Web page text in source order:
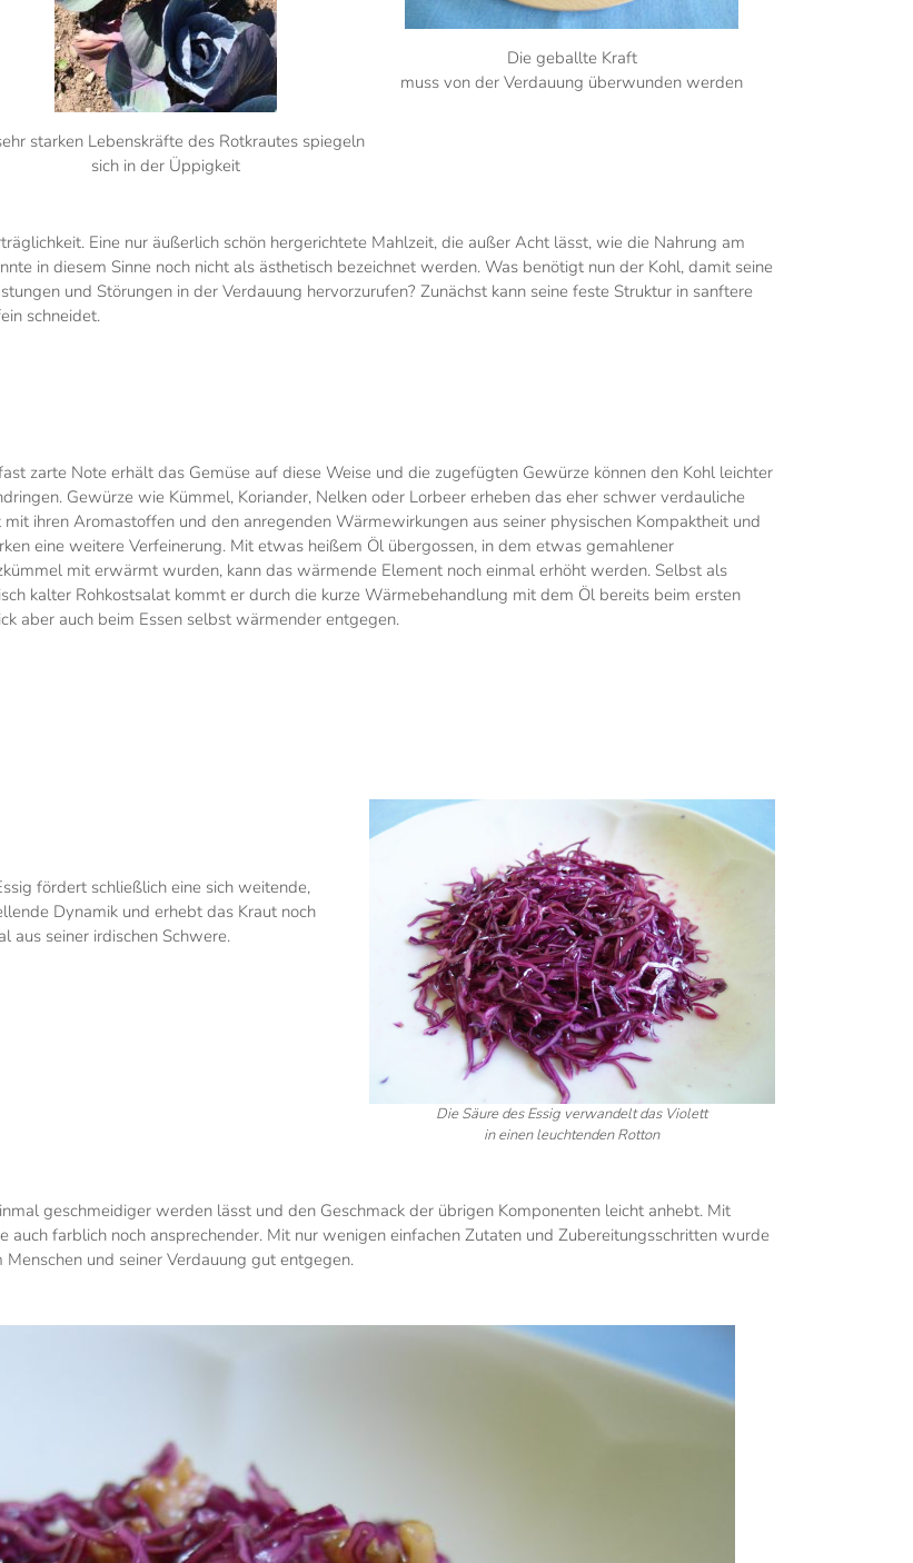
starken Lebenskräfte des Rotkrautes spiegeln
sich in der Üppigkeit
Die geballte Kraft
muss von der Verdauung überwunden werden
Eine nur äußerlich schön hergerichtete Mahlzeit, die außer Acht lässt, wie die Nahrung am
in diesem Sinne noch nicht als ästhetisch bezeichnet werden. Was benötigt nun der Kohl, damit seine
und Störungen in der Verdauung hervorzurufen? Zunächst kann seine feste Struktur in sanftere
schneidet.
zarte Note erhält das Gemüse auf diese Weise und die zugefügten Gewürze können den Kohl leichter
Gewürze wie Kümmel, Koriander, Nelken oder Lorbeer erheben das eher schwer verdauliche
mit ihren Aromastoffen und den anregenden Wärmewirkungen aus seiner physischen Kompaktheit und
eine weitere Verfeinerung. Mit etwas heißem Öl übergossen, in dem etwas gemahlener
mit erwärmt wurden, kann das wärmende Element noch einmal erhöht werden. Selbst als
kalter Rohkostsalat kommt er durch die kurze Wärmebehandlung mit dem Öl bereits beim ersten
aber auch beim Essen selbst wärmender entgegen.
fördert schließlich eine sich weitende,
Dynamik und erhebt das Kraut noch
aus seiner irdischen Schwere.
Die Säure des Essig verwandelt das Violett
in einen leuchtenden Rotton
geschmeidiger werden lässt und den Geschmack der übrigen Komponenten leicht anhebt. Mit
auch farblich noch ansprechender. Mit nur wenigen einfachen Zutaten und Zubereitungsschritten wurde
und seiner Verdauung gut entgegen.